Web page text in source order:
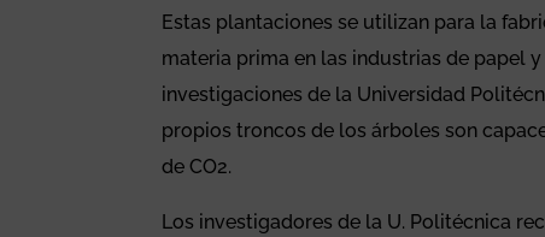
Estas plantaciones se utilizan para la
materia prima en las industrias de papel
investigaciones de la Universidad
propios troncos de los árboles son
de CO2.
Los investigadores de la U. Politécnica